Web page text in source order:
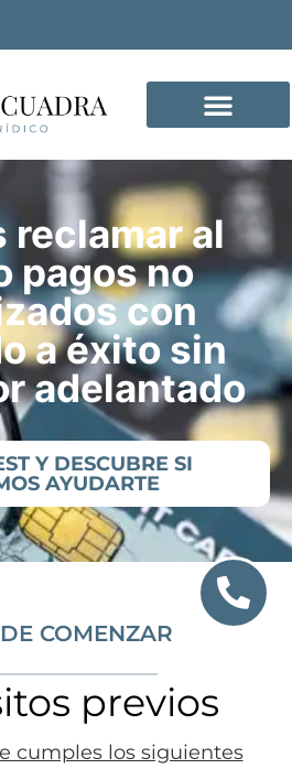
reclamar al
pagos no
con
a éxito sin
adelantado
Y DESCUBRE SI
AYUDARTE
COMENZAR
previos
cumples los siguientes